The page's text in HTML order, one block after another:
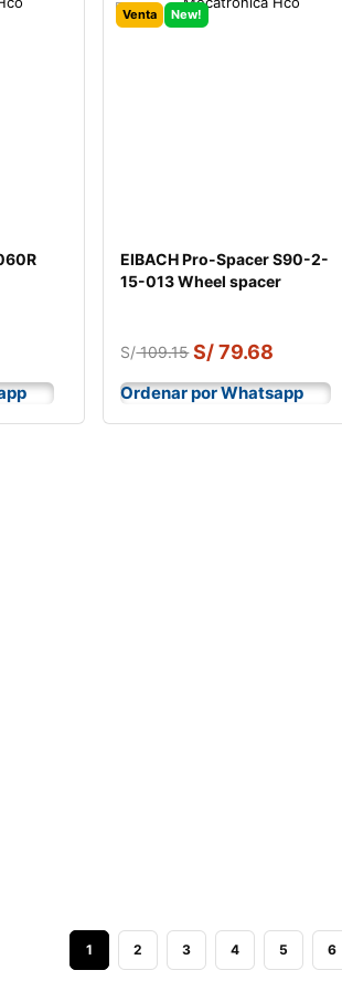
Venta New!
EIBACH Pro-Spacer S90-2-
15-013 Wheel spacer
S/109.15 S/79.68
Ordenar por Whatsapp
1 2 3 4 5 6